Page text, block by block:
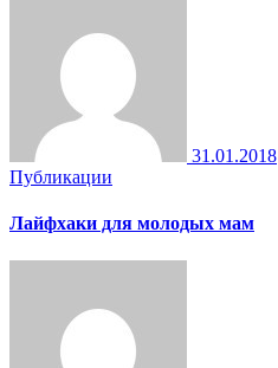
31.01.2018
Публикации
Лайфхаки для молодых мам